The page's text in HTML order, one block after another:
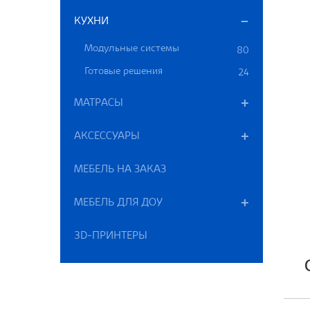
КУХНИ
Модульные системы
80
Готовые решения
24
МАТРАСЫ
АКСЕССУАРЫ
МЕБЕЛЬ НА ЗАКАЗ
МЕБЕЛЬ ДЛЯ ДОУ
3D-ПРИНТЕРЫ